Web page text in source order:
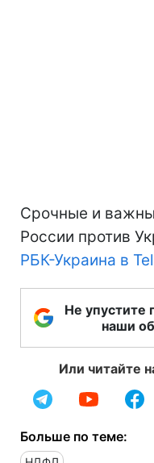
Срочные и
России против
РБК-Украина в
Не упустите
наши
Или читайте
Больше по теме: